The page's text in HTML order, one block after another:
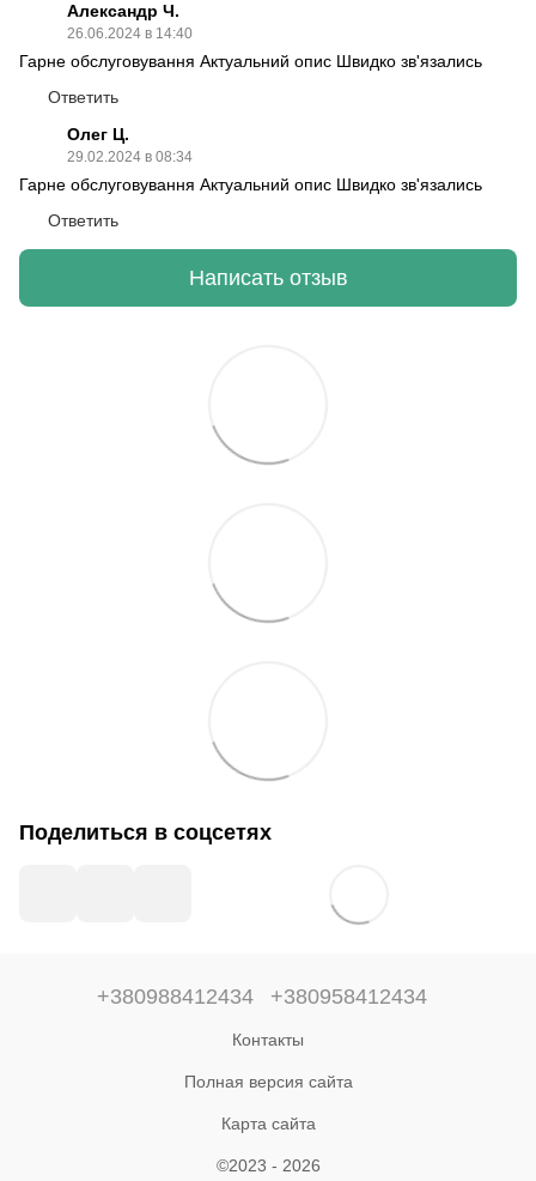
Александр Ч.
26.06.2024 в 14:40
Гарне обслуговування Актуальний опис Швидко зв'язались
Ответить
Олег Ц.
29.02.2024 в 08:34
Гарне обслуговування Актуальний опис Швидко зв'язались
Ответить
Написать отзыв
Поделиться в соцсетях
+380988412434 +380958412434
Контакты
Полная версия сайта
Карта сайта
©2023 - 2026